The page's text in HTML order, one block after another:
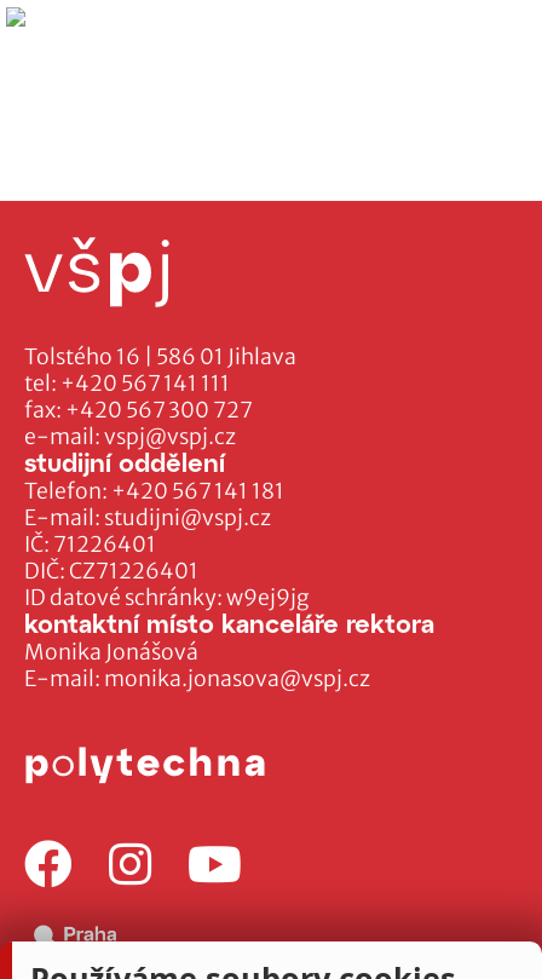
Tolstého 16 | 586 01 Jihlava
tel: +420 567 141 111
fax: +420 567 300 727
e-mail:vspj@vspj.cz
IČ: 71226401
DIČ: CZ71226401
ID datové schránky: w9ej9jg
studijní oddělení
Telefon: +420 567 141 181
E-mail: studijni@vspj.cz
kontaktní místo kanceláře rektora
Monika Jonášová
E-mail: monika.jonasova@vspj.cz